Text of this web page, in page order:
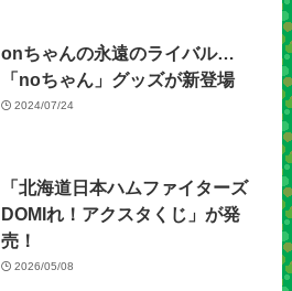
onちゃんの永遠のライバル…
「noちゃん」グッズが新登場
2024/07/24
「北海道日本ハムファイターズ
DOMIれ！アクスタくじ」が発
売！
2026/05/08